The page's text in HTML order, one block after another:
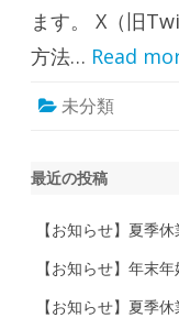
ます。 X（旧
方法… Read
未分類
最近の投稿
【お知らせ】夏季
【お知らせ】年末
【お知らせ】夏季